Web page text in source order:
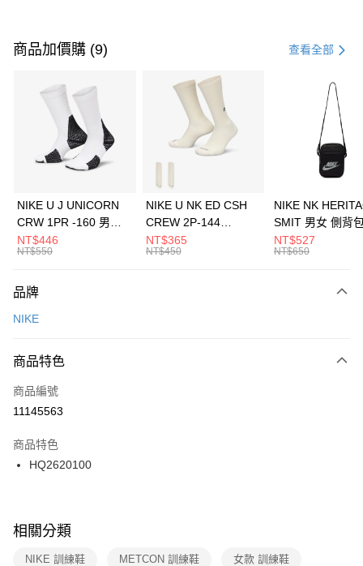
信用卡一次付款
3 期 0 利率 每期 21家銀行
合作金庫商業銀行
第一商業銀行
華南商業銀行
彰化商業銀行
上海商業儲蓄銀行
元大商業銀行
台灣樂天信用卡公司
Apple Pay
全盈+PAY
AFTEE先享後付
【關於「AFTEE先享後付」】
便利好安心！
３．安心：先確認商品／服務後，再付款。
【「AFTEE先享後付」結帳流程】
１．於結帳方式選擇「AFTEE先享後付」後，將跳轉至「AFTEE先享後付」
２．訂單成立數日內，您將收到繳費通知簡訊。
３．收到繳費通知簡訊後14天內，點擊此簡訊中的連結，可透過四大超商／
ATM／網路銀行／等多元方式進行付款，方視為交易完成。
※ 交易是否成功請以「AFTEE先享後付 」之結帳頁面顯示為準，若有關於
是否繳費成功／繳費後需取消欲退款等相關疑問，請聯繫「AFTEE先享後付
客戶支援中心」
https://netprotections.freshdesk.com/support/home
運送方式
每筆NT$100，滿NT$1,500(含以上)免運費
宅配
每筆NT$100，滿NT$1,500(含以上)免運費
付款後門市自取
每筆NT$100，滿NT$1,500(含以上)免運費
商品加價購 (9) 查看全部
NIKE U J UNICORN
CRW 1PR -160 男女
中統襪 FZ3393100
NT$446
NT$550
NIKE U NK ED CSH
CREW 2P-144
EMBRDY 男女 短統襪
FZ3073133
NT$365
NT$450
NIKE NK
SMIT 男女 側背
BA5871010
NT$527
NT$650
品牌
NIKE
商品特色
商品編號
11145563
商品特色
HQ2620100
相關分類
NIKE 訓練鞋 METCON 訓練鞋 女款 訓練鞋